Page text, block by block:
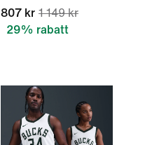
807 kr 1 149 kr
29% rabatt